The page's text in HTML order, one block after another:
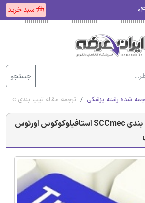
سبد خرید
جستجو
شده رشته پزشکی ترجمه مقاله تیپ بندی SCCmec استافیلوکوکوس اورئوس مقاوم به متی سیلین
ترجمه مقاله تیپ بندی SCCmec استافیلوکوکوس اورئوس